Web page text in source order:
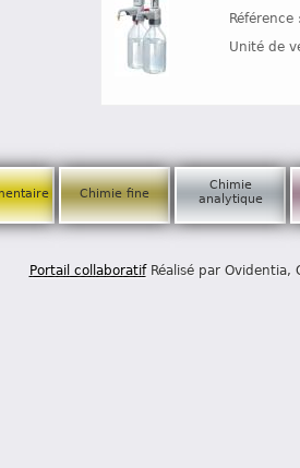
Unité de
Chimie fine
Chimie
analytique
Portail collaboratifRéalisé par Ovidentia,